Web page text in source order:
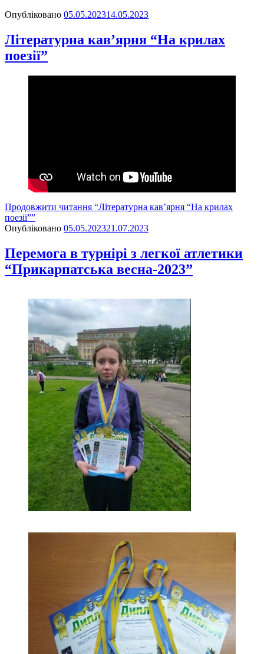
Опубліковано 05.05.202314.05.2023
Літературна кав’ярня “На крилах
поезії”
Продовжити читання “Літературна кав’ярня “На крилах
поезії””
Опубліковано 05.05.202321.07.2023
Перемога в турнірі з легкої атлетики
“Прикарпатська весна-2023”